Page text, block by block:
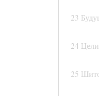
23
24
25